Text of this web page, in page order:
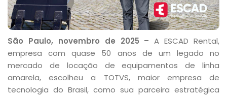
São Paulo, novembro de 2025 –A ESCAD Rental,
empresa com quase 50 anos de um legado no
mercado de locação de equipamentos de linha
amarela, escolheu a TOTVS, maior empresa de
tecnologia do Brasil, como sua parceira estratégica